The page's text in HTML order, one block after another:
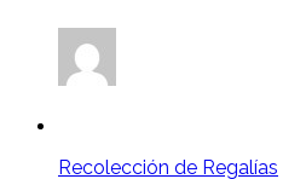
Recolección de Regalías